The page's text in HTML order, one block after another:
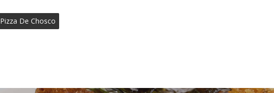
Pizza De Chosco